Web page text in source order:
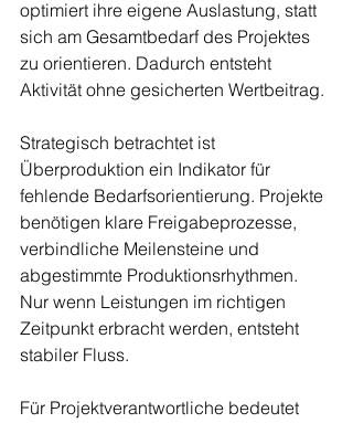
optimiert ihre eigene Auslastung, statt
sich am Gesamtbedarf des Projektes
zu orientieren. Dadurch entsteht
Aktivität ohne gesicherten Wertbeitrag.
Strategisch betrachtet ist
Überproduktion ein Indikator für
fehlende Bedarfsorientierung. Projekte
benötigen klare Freigabeprozesse,
verbindliche Meilensteine und
abgestimmte Produktionsrhythmen.
Nur wenn Leistungen im richtigen
Zeitpunkt erbracht werden, entsteht
stabiler Fluss.
Für Projektverantwortliche bedeutet